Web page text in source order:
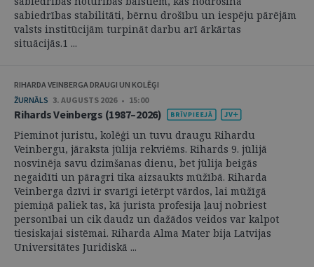
sabiedrības stabilitāti, bērnu drošību un iespēju pārējām
valsts institūcijām turpināt darbu arī ārkārtas
situācijās.1 ...
RIHARDA VEINBERGA DRAUGI UN KOLĒĢI
ŽURNĀLS 3. AUGUSTS 2026 • 15:00
Rihards Veinbergs (1987–2026)
Pieminot juristu, kolēģi un tuvu draugu Rihardu
Veinbergu, jāraksta jūlija rekviēms. Rihards 9. jūlijā
nosvinēja savu dzimšanas dienu, bet jūlija beigās
negaidīti un pāragri tika aizsaukts mūžībā. Riharda
Veinberga dzīvi ir svarīgi ietērpt vārdos, lai mūžīgā
piemiņā paliek tas, kā jurista profesija ļauj nobriest
personībai un cik daudz un dažādos veidos var kalpot
tiesiskajai sistēmai. Riharda Alma Mater bija Latvijas
Universitātes Juridiskā ...